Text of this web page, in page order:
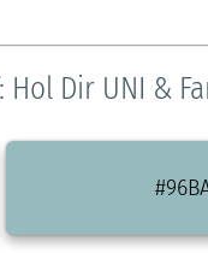
Dir UNI &